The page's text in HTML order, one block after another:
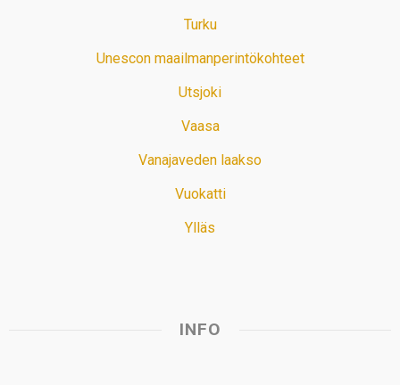
Turku
Unescon maailmanperintökohteet
Utsjoki
Vaasa
Vanajaveden laakso
Vuokatti
Ylläs
INFO